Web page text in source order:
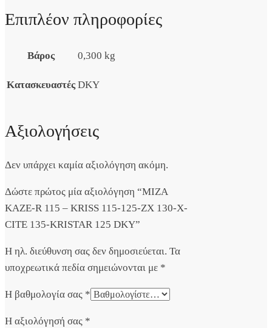
Επιπλέον πληροφορίες
Βάρος 0,300 kg
Κατασκευαστές DKY
Αξιολογήσεις
Δεν υπάρχει καμία αξιολόγηση ακόμη.
Δώστε πρώτος μία αξιολόγηση “ΜΙΖΑ
KAZE-R 115 – KRISS 115-125-ZX 130-X-
CITE 135-KRISTAR 125 DKY”
Η ηλ. διεύθυνση σας δεν δημοσιεύεται. Τα
υποχρεωτικά πεδία σημειώνονται με *
Η βαθμολογία σας *
Η αξιολόγησή σας *